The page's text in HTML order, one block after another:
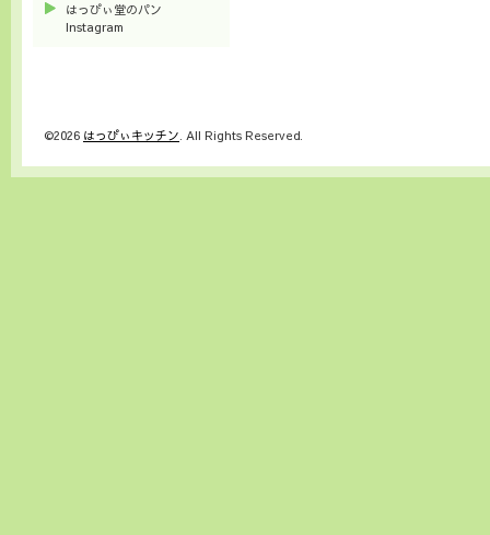
はっぴぃ堂のパン
Instagram
©2026 はっぴぃキッチン. All Rights Reserved.